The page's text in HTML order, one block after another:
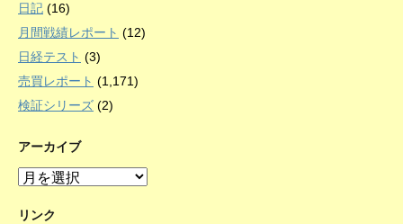
日記 (16)
月間戦績レポート (12)
日経テスト (3)
売買レポート (1,171)
検証シリーズ (2)
アーカイブ
ア
カ
リンク